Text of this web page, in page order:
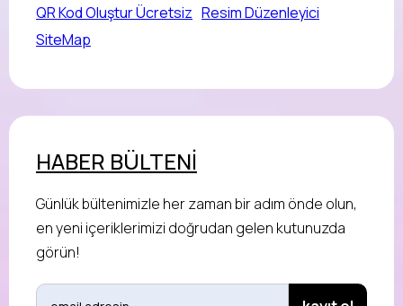
QR Kod Oluştur Ücretsiz Resim Düzenleyici
SiteMap
HABER BÜLTENİ
Günlük bültenimizle her zaman bir adım önde olun,
en yeni içeriklerimizi doğrudan gelen kutunuzda
görün!